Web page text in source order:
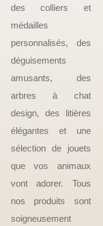
des colliers et
médailles
personnalisés, des
déguisements
amusants, des
arbres à chat
design, des litières
élégantes et une
sélection de jouets
que vos animaux
vont adorer. Tous
nos produits sont
soigneusement